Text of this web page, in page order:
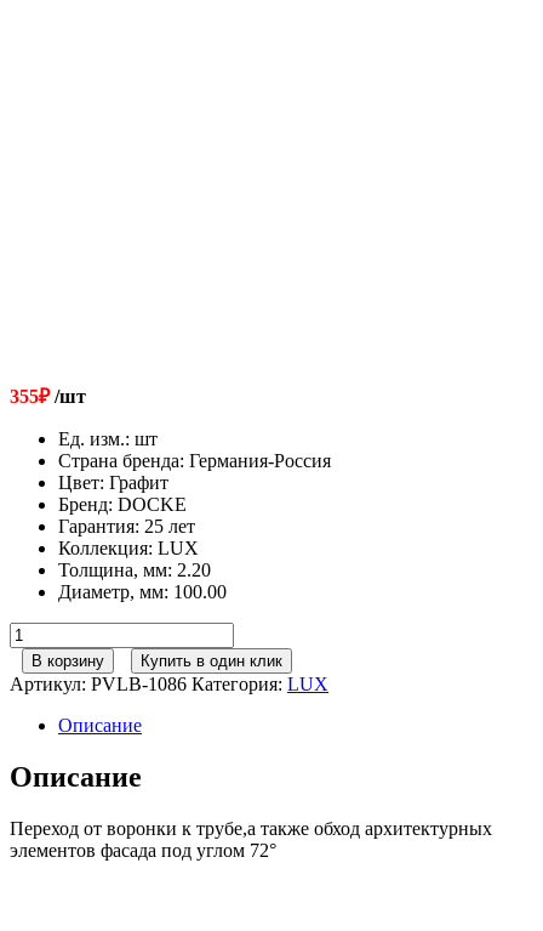
355₽/шт
Ед. изм.: шт
Страна бренда: Германия-Россия
Цвет: Графит
Бренд: DOCKE
Гарантия: 25 лет
Коллекция: LUX
Толщина, мм: 2.20
Диаметр, мм: 100.00
Количество
товара
141/100
Docke
Lux
Колено
72гр
Графит
В корзину Купить в один клик
Артикул: PVLB-1086 Категория: LUX
Описание
Описание
Переход от воронки к трубе,а также обход архитектурных
элементов фасада под углом 72°